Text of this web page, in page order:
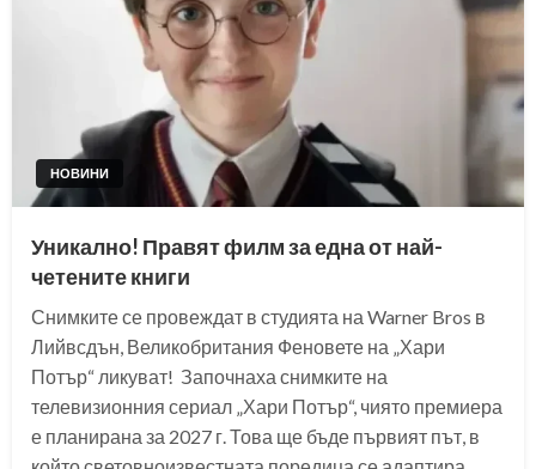
НОВИНИ
Уникално! Правят филм за една от най-
четените книги
Снимките се провеждат в студията на Warner Bros в
Лийвсдън, Великобритания Феновете на „Хари
Потър“ ликуват! Започнаха снимките на
телевизионния сериал „Хари Потър“, чиято премиера
е планирана за 2027 г. Това ще бъде първият път, в